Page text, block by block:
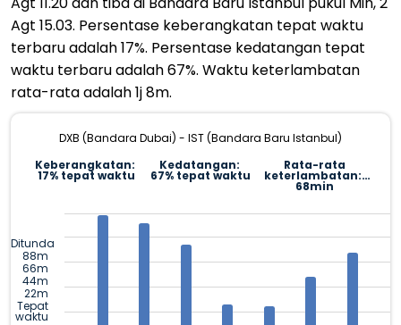
Agt 15.03. Persentase keberangkatan tepat waktu
terbaru adalah 17%. Persentase kedatangan tepat
waktu terbaru adalah 67%. Waktu keterlambatan
rata-rata adalah 1j 8m.
DXB (Bandara Dubai) - IST (Bandara Baru Istanbul)
Keberangkatan:
17% tepat waktu
Kedatangan:
67% tepat waktu
Rata-rata
keterlambatan:
68min
Ditunda
88m
66m
44m
22m
Tepat
waktu